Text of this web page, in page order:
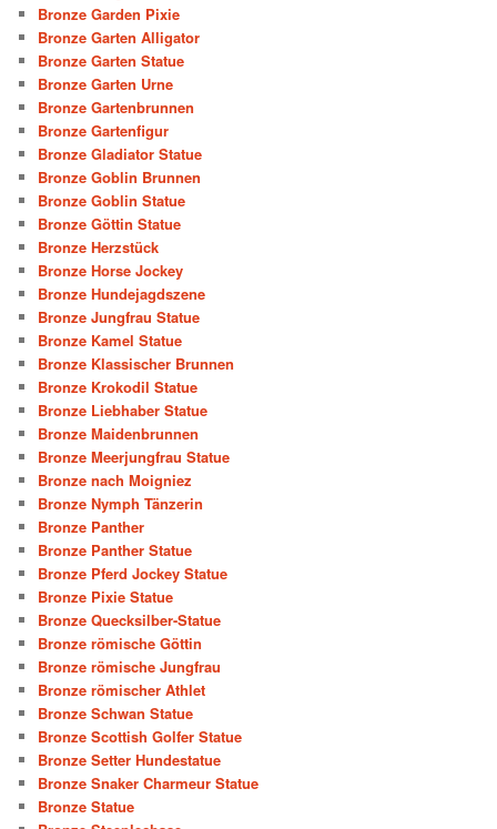
Bronze Garden Pixie
Bronze Garten Alligator
Bronze Garten Statue
Bronze Garten Urne
Bronze Gartenbrunnen
Bronze Gartenfigur
Bronze Gladiator Statue
Bronze Goblin Brunnen
Bronze Goblin Statue
Bronze Göttin Statue
Bronze Herzstück
Bronze Horse Jockey
Bronze Hundejagdszene
Bronze Jungfrau Statue
Bronze Kamel Statue
Bronze Klassischer Brunnen
Bronze Krokodil Statue
Bronze Liebhaber Statue
Bronze Maidenbrunnen
Bronze Meerjungfrau Statue
Bronze nach Moigniez
Bronze Nymph Tänzerin
Bronze Panther
Bronze Panther Statue
Bronze Pferd Jockey Statue
Bronze Pixie Statue
Bronze Quecksilber-Statue
Bronze römische Göttin
Bronze römische Jungfrau
Bronze römischer Athlet
Bronze Schwan Statue
Bronze Scottish Golfer Statue
Bronze Setter Hundestatue
Bronze Snaker Charmeur Statue
Bronze Statue